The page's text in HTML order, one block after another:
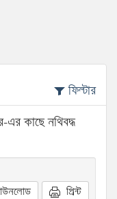
ফিল্টার
এর কাছে নথিবদ্ধ
প্রিন্ট